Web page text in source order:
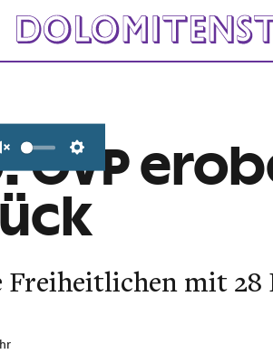
Unmute Settings
ÖVP
Freiheitlichen mit